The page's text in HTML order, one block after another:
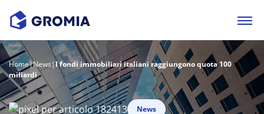
Home|News|I fondi immobiliari italiani raggiungono quota 100
miliardi
News